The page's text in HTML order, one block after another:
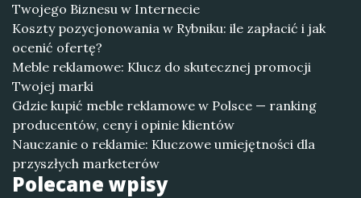
Twojego Biznesu w Internecie
Koszty pozycjonowania w Rybniku: ile zapłacić i jak
ocenić ofertę?
Meble reklamowe: Klucz do skutecznej promocji
Twojej marki
Gdzie kupić meble reklamowe w Polsce — ranking
producentów, ceny i opinie klientów
Nauczanie o reklamie: Kluczowe umiejętności dla
przyszłych marketerów
Polecane wpisy